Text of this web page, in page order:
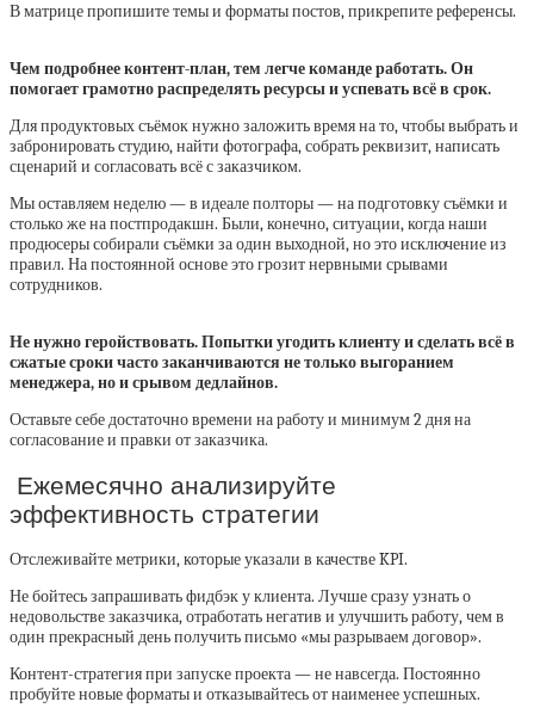
В матрице пропишите темы и форматы постов, прикрепите референсы.
Чем подробнее контент-план, тем легче команде работать. Он
помогает грамотно распределять ресурсы и успевать всё в срок.
Для продуктовых съёмок нужно заложить время на то, чтобы выбрать и
забронировать студию, найти фотографа, собрать реквизит, написать
сценарий и согласовать всё с заказчиком.
Мы оставляем неделю — в идеале полторы — на подготовку съёмки и
столько же на постпродакшн. Были, конечно, ситуации, когда наши
продюсеры собирали съёмки за один выходной, но это исключение из
правил. На постоянной основе это грозит нервными срывами
сотрудников.
Не нужно геройствовать. Попытки угодить клиенту и сделать всё в
сжатые сроки часто заканчиваются не только выгоранием
менеджера, но и срывом дедлайнов.
Оставьте себе достаточно времени на работу и минимум 2 дня на
согласование и правки от заказчика.
Ежемесячно анализируйте
эффективность стратегии
Отслеживайте метрики, которые указали в качестве KPI.
Не бойтесь запрашивать фидбэк у клиента. Лучше сразу узнать о
недовольстве заказчика, отработать негатив и улучшить работу, чем в
один прекрасный день получить письмо «мы разрываем договор».
Контент-стратегия при запуске проекта — не навсегда. Постоянно
пробуйте новые форматы и отказывайтесь от наименее успешных.